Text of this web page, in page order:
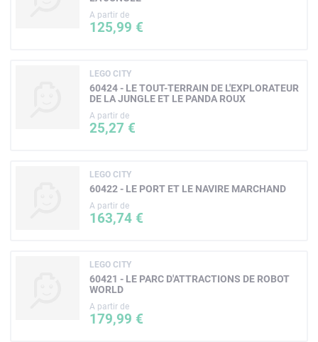
A partir de
125,99 €
LEGO CITY
60424 - LE TOUT-TERRAIN DE L'EXPLORATEUR
DE LA JUNGLE ET LE PANDA ROUX
A partir de
25,27 €
LEGO CITY
60422 - LE PORT ET LE NAVIRE MARCHAND
A partir de
163,74 €
LEGO CITY
60421 - LE PARC D'ATTRACTIONS DE ROBOT
WORLD
A partir de
179,99 €